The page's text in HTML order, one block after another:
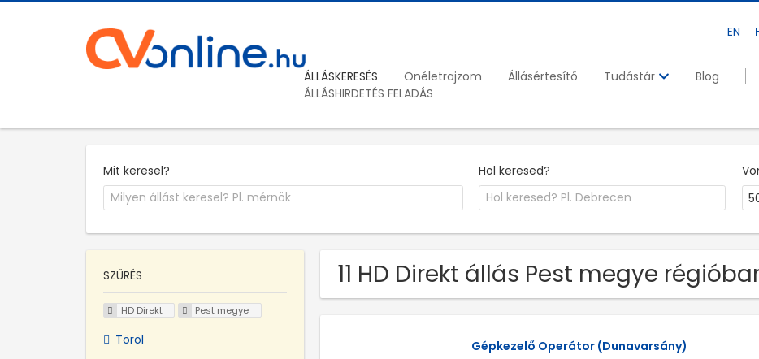
EN
ÁLLÁSKERESÉS Önéletrajzom Állásértesítő Tudástár Blog
ÁLLÁSHIRDETÉS FELADÁS
Mit keresel? Hol keresed?
11 HD Direkt állás Pest megye
Gépkezelő Operátor (Dunavarsány)
SZŰRÉS
HD Direkt Pest megye
Töröl